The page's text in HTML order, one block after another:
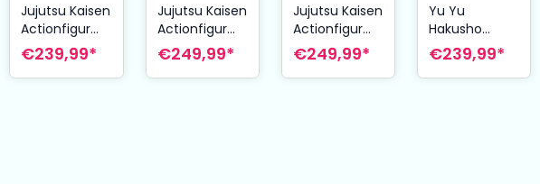
Jujutsu Kaisen
Actionfigur
1/6 Megumi
Fushiguro 30
cm
€239,99*
Jujutsu Kaisen
Actionfigur
1/6 Yuji Itadori
30 cm
€249,99*
Jujutsu Kaisen
Actionfigur
1/6 Satoru
Gojo 30 cm
€249,99*
Yu Yu
Hakusho
Actionfigur
1/6 Hiei 30 cm
€239,99*